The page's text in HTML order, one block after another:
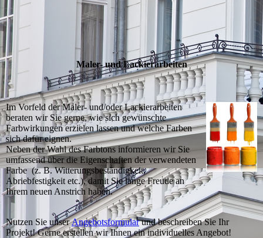
Maler- und Lackierarbeiten
Im Vorfeld der Maler- und/oder Lackierarbeiten
beraten wir Sie gerne, wie sich gewünschte
Farbwirkungen erzielen lassen und welche Farben
sich dafür eignen.
Neben der Wahl des Farbtons informieren wir Sie
umfassend über die Eigenschaften der verwendeten
Farbe (z. B. Witterungsbeständigkeit,
Abriebfestigkeit etc.), damit Sie lange Freude an
Ihrem neuen Anstrich haben.
Nutzen Sie unserAngebotsformularund beschreiben Sie Ihr
Projekt! Gerne erstellen wir Ihnen ein individuelles Angebot!